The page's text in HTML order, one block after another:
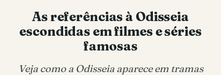
As referências à Odisseia
escondidas em filmes e séries
famosas
Veja como a Odisseia aparece em tramas